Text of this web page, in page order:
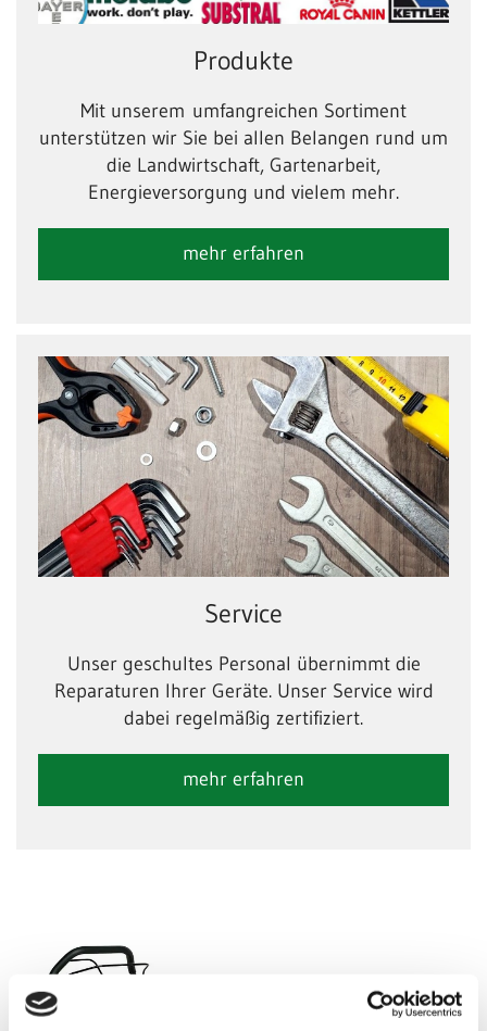
Produkte
Mit unserem umfangreichen Sortiment
unterstützen wir Sie bei allen Belangen rund um
die Landwirtschaft, Gartenarbeit,
Energieversorgung und vielem mehr.
mehr erfahren
Service
Unser geschultes Personal übernimmt die
Reparaturen Ihrer Geräte. Unser Service wird
dabei regelmäßig zertifiziert.
mehr erfahren